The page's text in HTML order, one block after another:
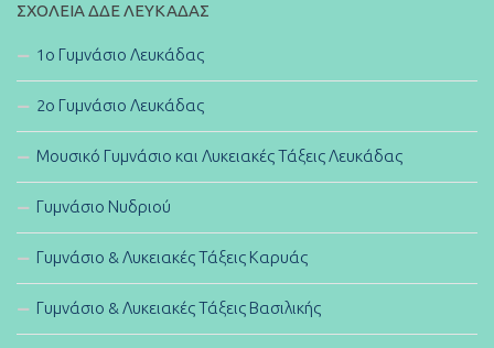
ΣΧΟΛΕΊΑ ΔΔΕ ΛΕΥΚΆΔΑΣ
1ο Γυμνάσιο Λευκάδας
2ο Γυμνάσιο Λευκάδας
Μουσικό Γυμνάσιο και Λυκειακές Τάξεις Λευκάδας
Γυμνάσιο Νυδριού
Γυμνάσιο & Λυκειακές Τάξεις Καρυάς
Γυμνάσιο & Λυκειακές Τάξεις Βασιλικής